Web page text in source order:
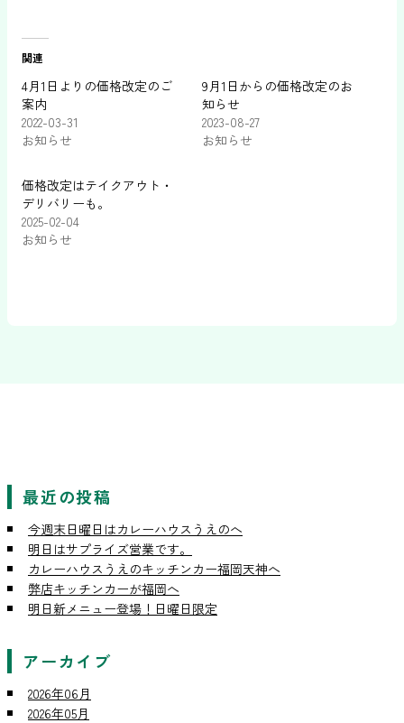
関連
4月1日よりの価格改定のご
案内
2022-03-31
お知らせ
9月1日からの価格改定のお
知らせ
2023-08-27
お知らせ
価格改定はテイクアウト・
デリバリーも。
2025-02-04
お知らせ
最近の投稿
今週末日曜日はカレーハウスうえのへ
明日はサプライズ営業です。
カレーハウスうえのキッチンカー福岡天神へ
弊店キッチンカーが福岡へ
明日新メニュー登場！日曜日限定
アーカイブ
2026年06月
2026年05月